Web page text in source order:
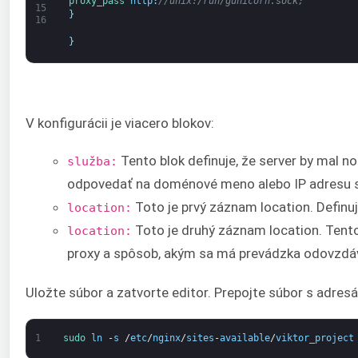
15
16
}
}
V konfigurácii je viacero blokov:
služba: Tento blok definuje, že server by mal
odpovedať na doménové meno alebo IP adresu
location: Toto je prvý záznam location.
location: Toto je druhý záznam location.
proxy a spôsob, akým sa má prevádzka
Uložte súbor a zatvorte editor. Prepojte súbor s
1 sudo ln -s /etc/nginx/sites -available/viktor_project